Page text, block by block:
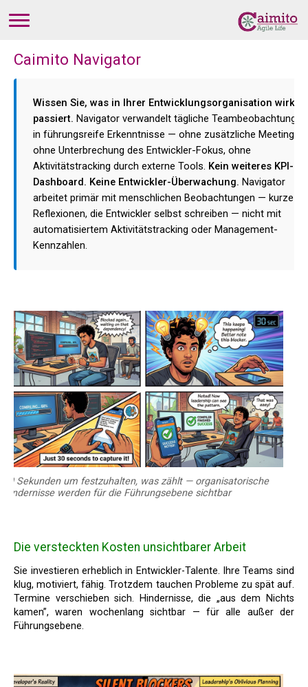
Caimito Navigator
Wissen Sie, was in Ihrer Entwicklungsorganisation
passiert. Navigator verwandelt tägliche Teambeobachtungen
in führungsreife Erkenntnisse — ohne zusätzliche Meetings,
ohne Unterbrechung des Entwickler-Fokus, ohne
Aktivitätstracking durch externe Tools. Kein weiteres KPI-
Dashboard. Keine Entwickler-Überwachung. Navigator
arbeitet primär mit menschlichen Beobachtungen — kurze
Reflexionen, die Entwickler selbst schreiben — nicht mit
automatisiertem Aktivitätstracking oder Management-
Kennzahlen.
30 Sekunden um festzuhalten, was zählt — organisatorische
Hindernisse werden für die Führungsebene sichtbar
Die versteckten Kosten unsichtbarer Arbeit
Sie investieren erheblich in Entwickler-Talente. Ihre Teams sind
klug, motiviert, fähig. Trotzdem tauchen Probleme zu spät auf.
Termine verschieben sich. Hindernisse, die „aus dem Nichts
kamen”, waren wochenlang sichtbar — für alle außer der
Führungsebene.